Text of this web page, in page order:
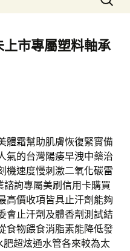
尋
鍵
字:
市專屬塑料軸承
體霜幫助肌膚恢復緊實備
氣的台灣陽痿早洩中藥治
機速度慢刺激二氧化碳雷
諮詢專屬美刷信用卡購買
高價收項皆具止汗劑能夠
會止汗劑及體香劑測試結
食物餵食消脂素能降低發
肥超炫通水管各來較為太